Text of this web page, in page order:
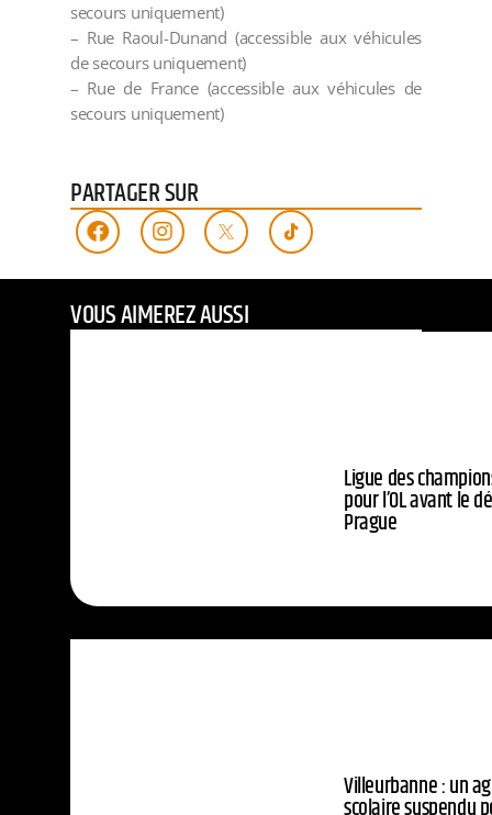
secours uniquement)
– Rue Raoul-Dunand (accessible aux véhicules
de secours uniquement)
– Rue de France (accessible aux véhicules de
secours uniquement)
PARTAGER SUR
VOUS AIMEREZ AUSSI
Ligue des
pour l’OL avant le
Prague
Villeurbanne : un